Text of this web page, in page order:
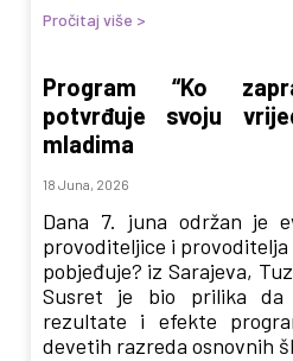
Pročitaj više >
Program “Ko
potvrđuje svoju
mladima
18 Juna, 2026
Dana 7. juna održan je
provoditeljice i
pobjeđuje? iz Sarajeva,
Susret je bio prilika da
rezultate i efekte
devetih razreda osnovnih